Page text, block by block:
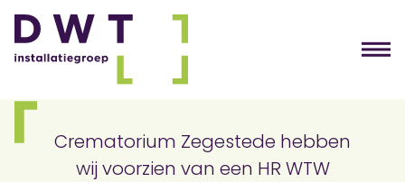
Crematorium Zegestede hebben
wij voorzien van een HR WTW